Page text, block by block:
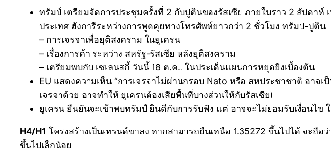
ทรัมป์ เตรียมจัดการประชุมครั้งที่ 2 กับปูตินของรัสเซีย ภายในราว 2 สัปดา
ประเทศ ฮังการีระหว่างการพูดคุยทางโทรศัพท์ยาวกว่า 2 ชั่วโมง ทรัมป-ปูติน
– การเจรจาเพื่อยุติสงคราม ในยูเครน
– เรื่องการค้า ระหว่าง สหรัฐ-รัสเซีย หลังยุติสงคราม
– เตรียมพบกับ เซเลนสกี้ วันนี้ 18 ต.ค.. ในประเด็นแผนการหยุดยิงเบื้องต้น
EU แสดงความเห็น “การเจรจาไม่ผ่านกรอบ Nato หรือ สหประชาชาติ อาจ
เจรจาด้วย อาจทำให้ ยูเครนต้องเสียพื้นที่บางส่วนให้กับรัสเซีย)
ยูเครน ยืนยันจะเข้าพบทรัมป์ ยินดีกับการรับฟัง แต่ อาจจะไม่ยอมรับเงื่อนไข
H4/H1 โครงสร้างเป็นเทรนด์ขาลง หากสามารถยืนเหนือ 1.35272 ขึ้นไปได้ จะถื
ขึ้นไปเล็กน้อย